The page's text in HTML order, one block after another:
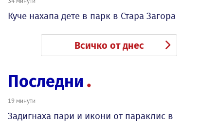
Куче нахапа дете в парк в Стара Загора
Всичко от днес
Последни
19 минути
Задигнаха пари и икони от параклис в